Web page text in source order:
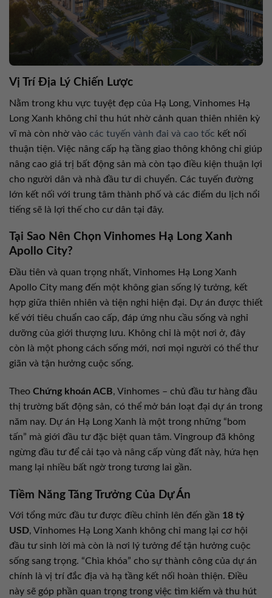
Vị Trí Địa Lý Chiến Lược
Nằm trong khu vực tuyệt đẹp của Hạ Long, Vinhomes Hạ
Long Xanh không chỉ thu hút nhờ cảnh quan thiên nhiên kỳ
vĩ mà còn nhờ vào các tuyến vành đai và cao tốc kết nối
thuận tiện. Việc nâng cấp hạ tầng giao thông không chỉ giúp
nâng cao giá trị bất động sản mà còn tạo điều kiện thuận lợi
cho người dân và nhà đầu tư di chuyển. Các tuyến đường
lớn kết nối với trung tâm thành phố và các điểm du lịch nổi
tiếng sẽ là lợi thế cho cư dân tại đây.
Tại Sao Nên Chọn Vinhomes Hạ Long Xanh
Apollo City?
Đầu tiên và quan trọng nhất, Vinhomes Hạ Long Xanh
Apollo City mang đến một không gian sống lý tưởng, kết
hợp giữa thiên nhiên và tiện nghi hiện đại. Dự án được thiết
kế với tiêu chuẩn cao cấp, đáp ứng nhu cầu sống và nghỉ
dưỡng của giới thượng lưu. Không chỉ là một nơi ở, đây
còn là một phong cách sống mới, nơi mọi người có thể thư
giãn và tận hưởng cuộc sống.
Theo Chứng khoán ACB, Vinhomes – chủ đầu tư hàng đầu
thị trường bất động sản, có thể mở bán loạt đại dự án trong
năm nay. Dự án Hạ Long Xanh là một trong những “bom
tấn” mà giới đầu tư đặc biệt quan tâm. Vingroup đã không
ngừng đầu tư để cải tạo và nâng cấp vùng đất này, hứa hẹn
mang lại nhiều bất ngờ trong tương lai gần.
Tiềm Năng Tăng Trưởng Của Dự Án
Với tổng mức đầu tư được điều chỉnh lên đến gần 18 tỷ
USD, Vinhomes Hạ Long Xanh không chỉ mang lại cơ hội
đầu tư sinh lời mà còn là nơi lý tưởng để tận hưởng cuộc
sống sang trọng. “Chìa khóa” cho sự thành công của dự án
chính là vị trí đắc địa và hạ tầng kết nối hoàn thiện. Điều
này sẽ góp phần quan trọng trong việc tìm kiếm và thu hút